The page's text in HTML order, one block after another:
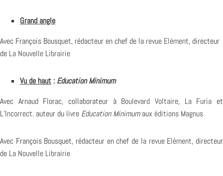
Grand angle
Avec François Bousquet, rédacteur en chef de la revue Elément, directeur
de La Nouvelle Librairie
Vu de haut : Education Minimum
Avec Arnaud Florac, collaborateur à Boulevard Voltaire, La Furia et
L’Incorrect. auteur du livre Education Minimumaux éditions Magnus
Avec François Bousquet, rédacteur en chef de la revue Elément, directeur
de La Nouvelle Librairie